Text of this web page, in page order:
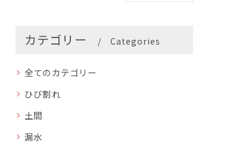
カテゴリー Categories
全てのカテゴリー
ひび割れ
土間
漏水